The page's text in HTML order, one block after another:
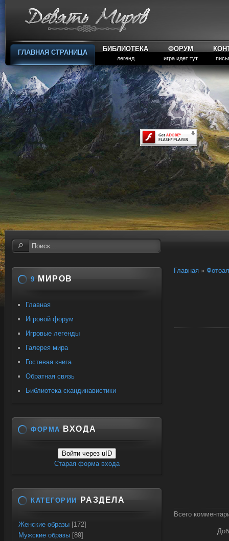
ГЛАВНАЯ СТРАНИЦА БИБЛИОТЕКА
легенд
ФОРУМ
игра идет тут
Главная »
Всего
9 МИРОВ
Главная
Игровой форум
Игровые легенды
Галерея мира
Гостевая книга
Обратная связь
Библиотека скандинавистики
ФОРМА ВХОДА
Войти через uID
Старая форма входа
КАТЕГОРИИ РАЗДЕЛА
Женские образы [172]
Мужские образы [89]